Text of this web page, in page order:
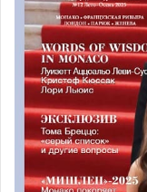
Уде (Сибирь),
метеостанции
Первые
любителей
Нынешний
только со всей
дальнего
конец 1970-х